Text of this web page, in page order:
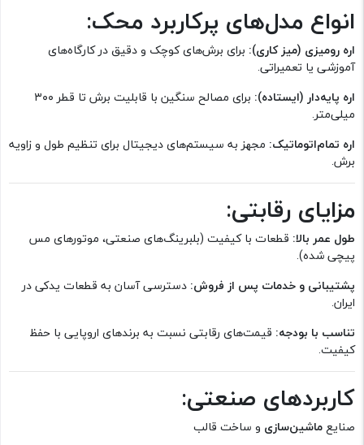
انواع مدل‌های پرکاربرد محک:
اره رومیزی (میز کاری): برای برش‌های کوچک و دقیق در کارگاه‌های
آموزشی یا تعمیراتی.
اره پایه‌دار (ایستاده):
برای مصالح سنگین با قابلیت برش تا قطر ۳۰۰
میلی‌متر.
اره تمام‌اتوماتیک: مجهز به سیستم‌های دیجیتال برای تنظیم طول و زاویه
برش.
مزایای رقابتی:
طول عمر بالا: قطعات با کیفیت (بلبرینگ‌های صنعتی، موتورهای مس
پیچی شده).
پشتیبانی و خدمات پس از فروش: دسترسی آسان به قطعات یدکی در
ایران.
تناسب با بودجه: قیمت‌های رقابتی نسبت به برندهای اروپایی با حفظ
کیفیت.
کاربردهای صنعتی:
صنایعماشین‌سازی و ساخت قالب